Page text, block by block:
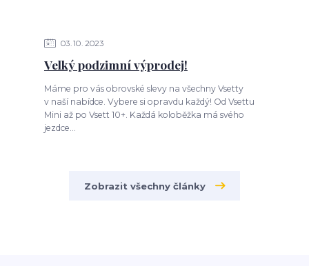
03 10 2023
Velký podzimní výprodej!
Máme pro vás obrovské slevy na všechny Vsetty
v naší nabídce. Vybere si opravdu každý! Od Vsettu
Mini až po Vsett 10+. Každá koloběžka má svého
jezdce...
Zobrazit všechny články